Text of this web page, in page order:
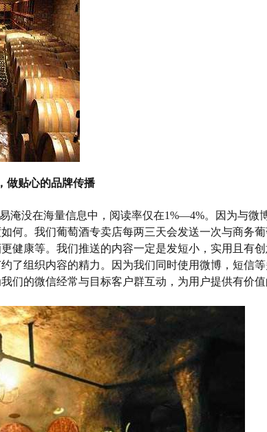
做贴心的品牌传播
淹没在海量信息中，阅读率仅在1%—4%。因为与微
何。我们葡萄酒专卖店每两三天会发送一次与商务
健康等。我们推送的内容一定是发短小，实用且有
了组织内容的精力。因为我们同时使用微博，短信
们的微信经常与目标客户群互动，为用户提供有价值